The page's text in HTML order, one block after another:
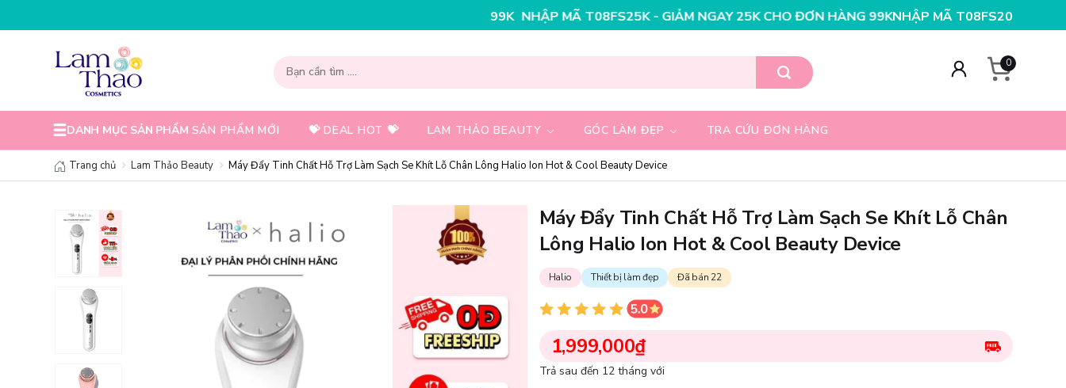
NHẬP MÃ T08FS30K - GIẢM NGAY 30K CHO ĐƠN HÀNG 199KNHẬP MÃ T08FS25K - GIẢM NGAY 25K
0
DANH MỤC SẢN PHẨM SẢN PHẨM MỚI 💝 DEAL HOT 💝 LAM THẢO BEAUTY GÓC LÀM ĐẸP TRA CỨU ĐƠN HÀNG
Trang chủ Lam Thảo Beauty Máy Đẩy Tinh Chất Hỗ Trợ Làm Sạch Se Khít Lỗ Chân Lông Halio Ion Hot & Cool Beauty Device
Máy Đẩy Tinh Chất Hỗ Trợ Làm Sạch Se Khít Lỗ Chân
Lông Halio Ion Hot & Cool Beauty Device
Halio Thiết bị làm đẹp Đã bán 22
1,999,000₫
Trả sau đến 12 tháng với